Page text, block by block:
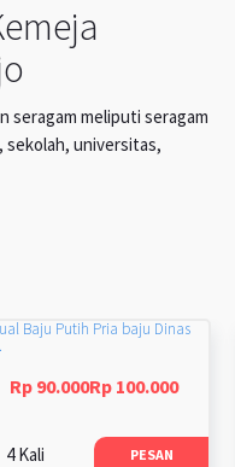
seragam meliputi seragam
sekolah, universitas,
Baju Putih Pria baju Dinas
Rp 90.000Rp 100.000
4 Kali PESAN